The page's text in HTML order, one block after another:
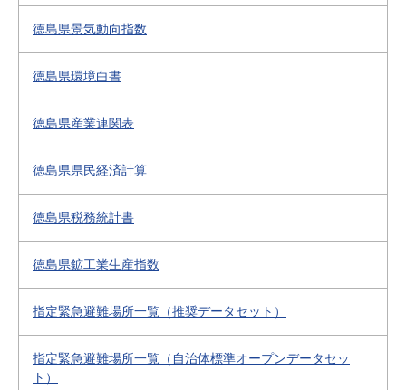
徳島県景気動向指数
徳島県環境白書
徳島県産業連関表
徳島県県民経済計算
徳島県税務統計書
徳島県鉱工業生産指数
指定緊急避難場所一覧（推奨データセット）
指定緊急避難場所一覧（自治体標準オープンデータセッ
ト）